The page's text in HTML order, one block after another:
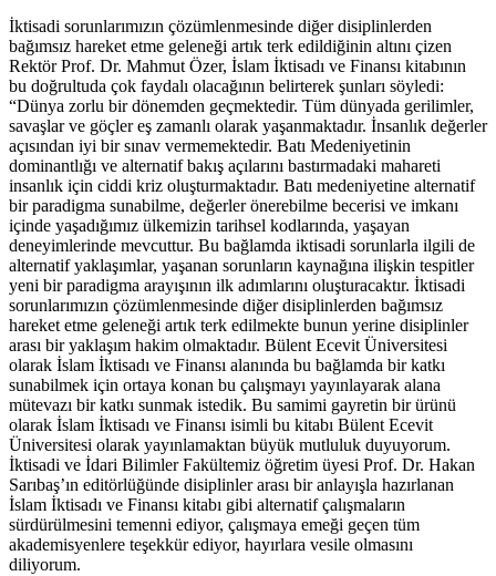
İktisadi sorunlarımızın çözümlenmesinde diğer disiplinlerden
bağımsız hareket etme geleneği artık terk edildiğinin altını çizen
Rektör Prof. Dr. Mahmut Özer, İslam İktisadı ve Finansı kitabının
bu doğrultuda çok faydalı olacağının belirterek şunları söyledi:
“Dünya zorlu bir dönemden geçmektedir. Tüm dünyada gerilimler,
savaşlar ve göçler eş zamanlı olarak yaşanmaktadır. İnsanlık değerler
açısından iyi bir sınav vermemektedir. Batı Medeniyetinin
dominantlığı ve alternatif bakış açılarını bastırmadaki mahareti
insanlık için ciddi kriz oluşturmaktadır. Batı medeniyetine alternatif
bir paradigma sunabilme, değerler önerebilme becerisi ve imkanı
içinde yaşadığımız ülkemizin tarihsel kodlarında, yaşayan
deneyimlerinde mevcuttur. Bu bağlamda iktisadi sorunlarla ilgili de
alternatif yaklaşımlar, yaşanan sorunların kaynağına ilişkin tespitler
yeni bir paradigma arayışının ilk adımlarını oluşturacaktır. İktisadi
sorunlarımızın çözümlenmesinde diğer disiplinlerden bağımsız
hareket etme geleneği artık terk edilmekte bunun yerine disiplinler
arası bir yaklaşım hakim olmaktadır. Bülent Ecevit Üniversitesi
olarak İslam İktisadı ve Finansı alanında bu bağlamda bir katkı
sunabilmek için ortaya konan bu çalışmayı yayınlayarak alana
mütevazı bir katkı sunmak istedik. Bu samimi gayretin bir ürünü
olarak İslam İktisadı ve Finansı isimli bu kitabı Bülent Ecevit
Üniversitesi olarak yayınlamaktan büyük mutluluk duyuyorum.
İktisadi ve İdari Bilimler Fakültemiz öğretim üyesi Prof. Dr. Hakan
Sarıbaş’ın editörlüğünde disiplinler arası bir anlayışla hazırlanan
İslam İktisadı ve Finansı kitabı gibi alternatif çalışmaların
sürdürülmesini temenni ediyor, çalışmaya emeği geçen tüm
akademisyenlere teşekkür ediyor, hayırlara vesile olmasını
diliyorum.